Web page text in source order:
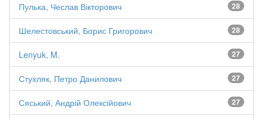
28
Пулька, Чеслав Вікторович
28
Шелестовський, Борис Григорович
27
Lenyuk, M.
27
Стухляк, Петро Данилович
27
Сяський, Андрій Олексійович